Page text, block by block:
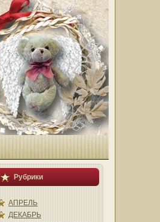
Рубрики
АПРЕЛЬ
ДЕКАБРЬ